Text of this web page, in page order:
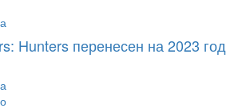
Hunters перенесен на 2023 год